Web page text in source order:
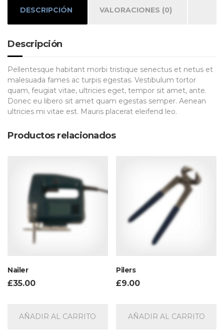
DESCRIPCIÓN VALORACIONES (0)
Descripción
Pellentesque habitant morbi tristique senectus et netus et
malesuada fames ac turpis egestas. Vestibulum tortor
quam, feugiat vitae, ultricies eget, tempor sit amet, ante.
Donec eu libero sit amet quam egestas semper. Aenean
ultricies mi vitae est. Mauris placerat eleifend leo.
Productos relacionados
Nailer
£35.00
AÑADIR AL CARRITO
Pilers
£9.00
AÑADIR AL CARRITO